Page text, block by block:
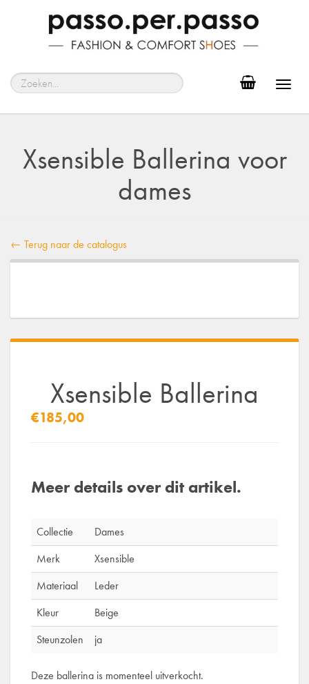
Xsensible Ballerina voor
dames
← Terug naar de catalogus
Xsensible Ballerina
€185,00
Meer details over dit artikel.
Collectie
Dames
Merk
Xsensible
Materiaal
Leder
Kleur
Beige
Steunzolen
ja
Deze ballerina is momenteel uitverkocht.